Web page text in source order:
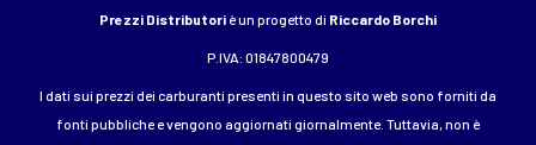
Prezzi Distributori è un progetto di Riccardo Borchi
P.IVA: 01847800479
I dati sui prezzi dei carburanti presenti in questo sito web sono forniti da
fonti pubbliche e vengono aggiornati giornalmente. Tuttavia, non è